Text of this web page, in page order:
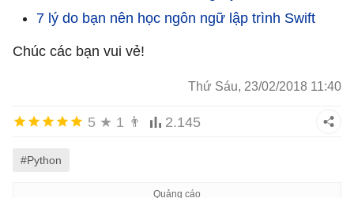
7 lý do bạn nên học ngôn ngữ lập trình Swift
Chúc các bạn vui vẻ!
Thứ Sáu, 23/02/2018 11:40
5 ★ 1 👨 2.145
#Python